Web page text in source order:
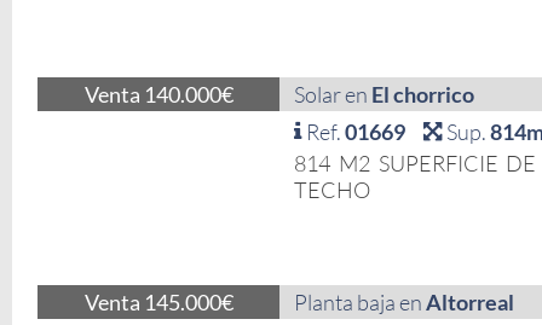
Venta 140.000€ Solar en El chorrico
Ref.01669 Sup.
814 M2 SUPERFICIE
TECHO
Venta 145.000€ Planta baja enAltorreal